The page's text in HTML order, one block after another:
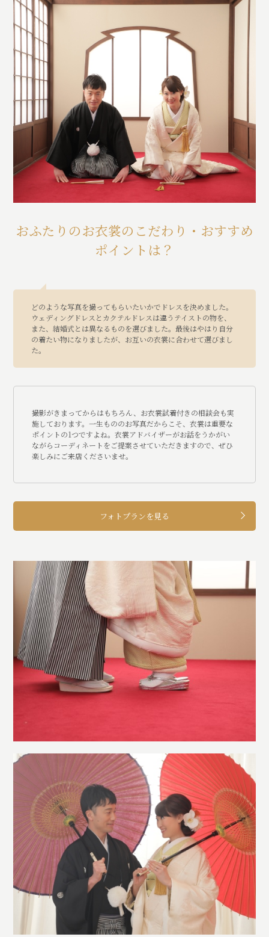
おふたりのお衣裳のこだわり・おすすめ
ポイントは？
どのような写真を撮ってもらいたいかでドレスを決めました。
ウェディングドレスとカクテルドレスは違うテイストの物を、
また、結婚式とは異なるものを選びました。最後はやはり自分
の着たい物になりましたが、お互いの衣裳に合わせて選びまし
た。
撮影がきまってからはもちろん、お衣裳試着付きの相談会も実
施しております。一生もののお写真だからこそ、衣裳は重要な
ポイントの1つですよね。衣裳アドバイザーがお話をうかがい
ながらコーディネートをご提案させていただきますので、ぜひ
楽しみにご来店くださいませ。
フォトプランを見る